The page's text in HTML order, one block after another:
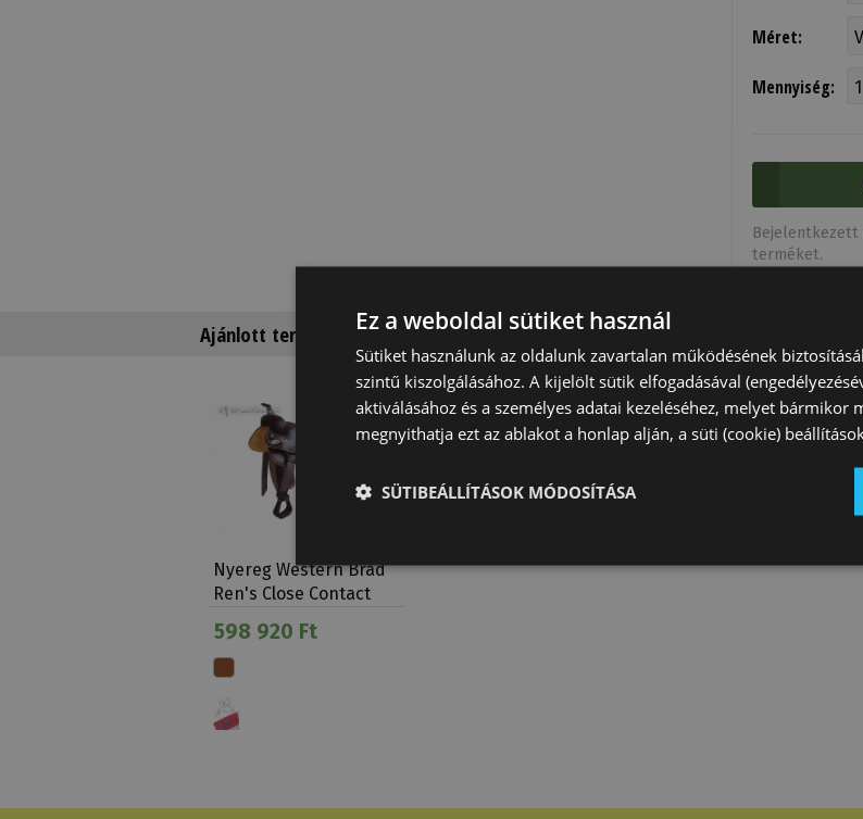
Méret:
Mennyiség:
Bejelentkezett
terméket.
Ajánlott termékek
Nyereg Western Brad
Ren's Close Contact
598 920 Ft
Ez a weboldal sütiket használ
Sütiket használunk az oldalunk zavartalan működésének
szintű kiszolgálásához. A kijelölt sütik elfogadásával
aktiválásához és a személyes adatai kezeléséhez, melyet
megnyithatja ezt az ablakot a honlap alján, a süti (cookie)
SÜTIBEÁLLÍTÁSOK MÓDOSÍTÁSA